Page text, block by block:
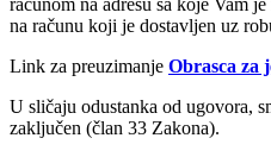
računom na adresu sa koje Vam
na računu koji je dostavljen uz
Link za preuzimanje Obrasca za
U sličaju odustanka od ugovora,
zaključen (član 33 Zakona).